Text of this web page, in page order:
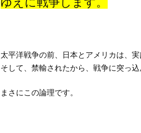
太平洋戦争の前、日本とアメリカは、
そして、禁輸されたから、戦争に突っ込
まさにこの論理です。